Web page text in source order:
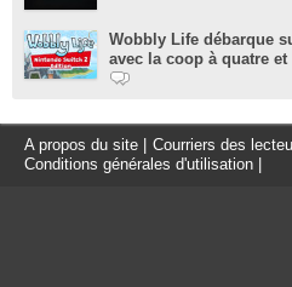
Wobbly Life débarque
avec la coop à quatre et
A propos du site Courriers des
Conditions générales d'utilisation